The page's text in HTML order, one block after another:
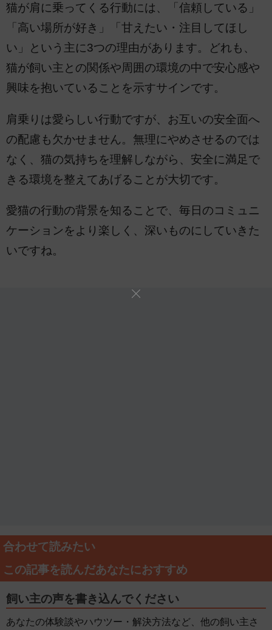
猫が肩に乗ってくる行動には、「信頼している」
「高い場所が好き」「甘えたい・注目してほし
い」という主に3つの理由があります。どれも、
猫が飼い主との関係や周囲の環境の中で安心感や
興味を抱いていることを示すサインです。
肩乗りは愛らしい行動ですが、お互いの安全面へ
の配慮も欠かせません。無理にやめさせるのでは
なく、猫の気持ちを理解しながら、安全に満足で
きる環境を整えてあげることが大切です。
愛猫の行動の背景を知ることで、毎日のコミュニ
ケーションをより楽しく、深いものにしていきた
いですね。
合わせて読みたい
この記事を読んだあなたにおすすめ
飼い主の声を書き込んでください
あなたの体験談やハウツー・解決方法など、他の飼い主さ